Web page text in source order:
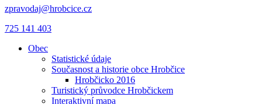
zpravodaj@hrobcice.cz
725 141 403
Obec
Statistické údaje
Současnost a historie obce Hrobčice
Hrobčicko 2016
Turistický průvodce Hrobčickem
Interaktivní mapa